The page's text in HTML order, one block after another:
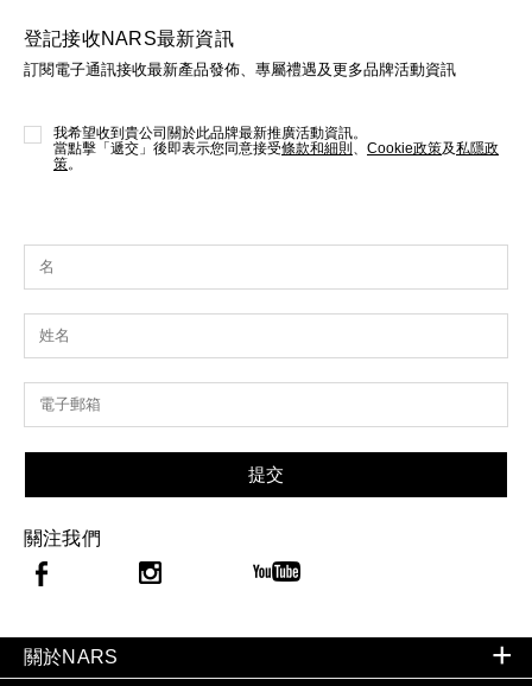
登記接收NARS最新資訊
訂閱電子通訊接收最新產品發佈、專屬禮遇及更多品牌活動資訊
我希望收到貴公司關於此品牌最新推廣活動資訊。
當點擊「遞交」後即表示您同意接受條款和細則 Cookie政策及私隱政
策。
提交
關注我們
關於NARS